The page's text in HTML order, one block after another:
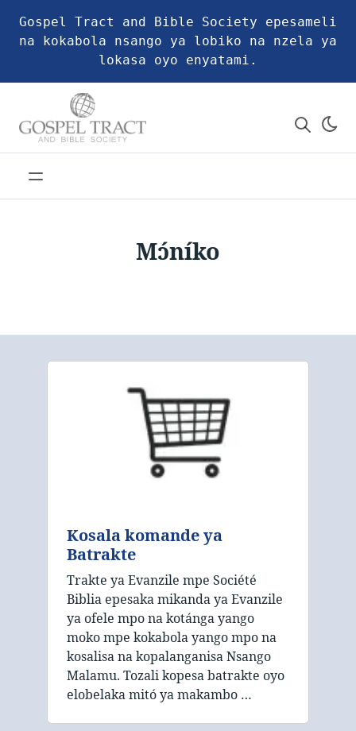
Gospel Tract and Bible Society epesameli
na kokabola nsango ya lobiko na nzela ya
lokasa oyo enyatami.
Mɔ́níko
Kosala komande ya
Batrakte
Trakte ya Evanzile mpe Société
Biblia epesaka mikanda ya Evanzile
ya ofele mpo na kotánga yango
moko mpe kokabola yango mpo na
kosalisa na kopalanganisa Nsango
Malamu. Tozali kopesa batrakte oyo
elobelaka mitó ya makambo …